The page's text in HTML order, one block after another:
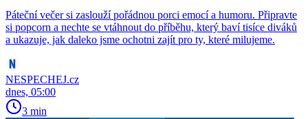
Páteční večer si zaslouží pořádnou porci emocí a humoru. Připravte
si popcorn a nechte se vtáhnout do příběhu, který baví tisíce diváků
a ukazuje, jak daleko jsme ochotni zajít pro ty, které milujeme.
NESPECHEJ.cz
dnes, 05:00
3 min